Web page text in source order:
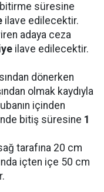
süresine
ilave edilecektir.
adaya ceza
ilave edilecektir.
dönerken
olmak kaydıyla
içinden
bitiş süresine 1
tarafına 20 cm
içten içe 50 cm